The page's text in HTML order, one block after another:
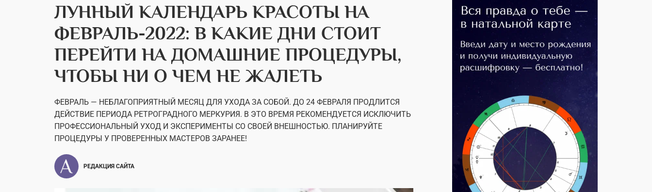
ЛУННЫЙ КАЛЕНДАРЬ КРАСОТЫ НА
ФЕВРАЛЬ-2022: В КАКИЕ ДНИ СТОИТ
ПЕРЕЙТИ НА ДОМАШНИЕ ПРОЦЕДУРЫ,
ЧТОБЫ НИ О ЧЕМ НЕ ЖАЛЕТЬ
ФЕВРАЛЬ — НЕБЛАГОПРИЯТНЫЙ МЕСЯЦ ДЛЯ УХОДА ЗА СОБОЙ. ДО 24 ФЕВРАЛЯ ПРОДЛИТСЯ
ДЕЙСТВИЕ ПЕРИОДА РЕТРОГРАДНОГО МЕРКУРИЯ. В ЭТО ВРЕМЯ РЕКОМЕНДУЕТСЯ ИСКЛЮЧИТЬ
ПРОФЕССИОНАЛЬНЫЙ УХОД И ЭКСПЕРИМЕНТЫ СО СВОЕЙ ВНЕШНОСТЬЮ. ПЛАНИРУЙТЕ
ПРОЦЕДУРЫ У ПРОВЕРЕННЫХ МАСТЕРОВ ЗАРАНЕЕ!
РЕДАКЦИЯ САЙТА